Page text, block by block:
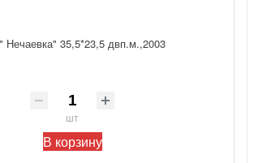
35,5*23,5 двп.м.,2003
шт
В корзину